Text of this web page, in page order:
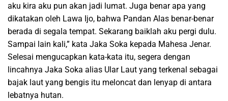
aku kira aku pun akan jadi lumat. Juga benar apa yang
dikatakan oleh Lawa Ijo, bahwa Pandan Alas benar-benar
berada di segala tempat. Sekarang baiklah aku pergi dulu.
Sampai lain kali,” kata Jaka Soka kepada Mahesa Jenar.
Selesai mengucapkan kata-kata itu, segera dengan
lincahnya Jaka Soka alias Ular Laut yang terkenal sebagai
bajak laut yang bengis itu meloncat dan lenyap di antara
lebatnya hutan.